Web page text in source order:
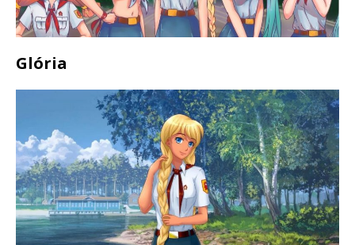
Glória